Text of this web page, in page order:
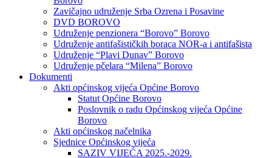
Zavičajno udruženje Srba Ozrena i Posavine
DVD BOROVO
Udruženje penzionera “Borovo” Borovo
Udruženje antifašističkih boraca NOR-a i antifašista
Udruženje “Plavi Dunav” Borovo
Udruženje pčelara “Milena” Borovo
Dokumenti
Akti općinskog vijeća Općine Borovo
Statut Općine Borovo
Poslovnik o radu Općinskog vijeća Općine
Borovo
Akti općinskog načelnika
Sjednice Općinskog vijeća
SAZIV VIJEĆA 2025.-2029.